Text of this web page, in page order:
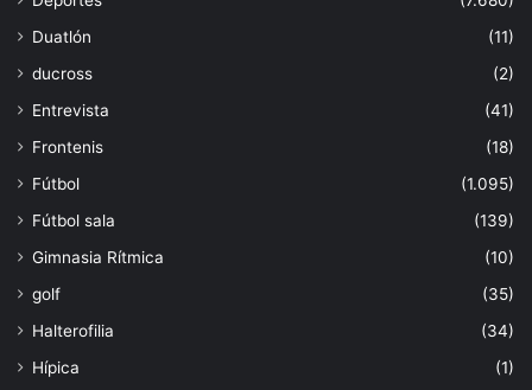
Duatlón
(11)
ducross
(2)
Entrevista
(41)
Frontenis
(18)
Fútbol
(1.095)
Fútbol sala
(139)
Gimnasia Rítmica
(10)
golf
(35)
Halterofilia
(34)
Hípica
(1)